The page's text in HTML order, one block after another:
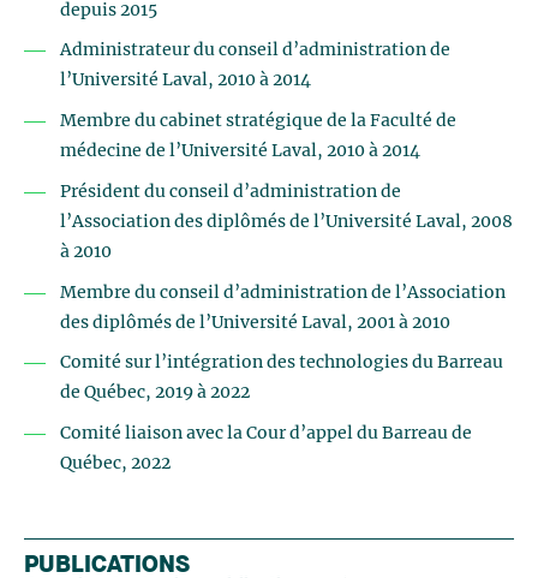
depuis 2015
Administrateur du conseil d’administration de
l’Université Laval, 2010 à 2014
Membre du cabinet stratégique de la Faculté de
médecine de l’Université Laval, 2010 à 2014
Président du conseil d’administration de
l’Association des diplômés de l’Université Laval, 2008
à 2010
Membre du conseil d’administration de l’Association
des diplômés de l’Université Laval, 2001 à 2010
Comité sur l’intégration des technologies du Barreau
de Québec, 2019 à 2022
Comité liaison avec la Cour d’appel du Barreau de
Québec, 2022
PUBLICATIONS